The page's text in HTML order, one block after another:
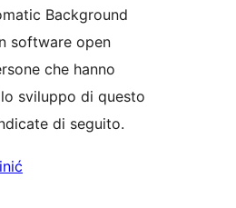
Background
software open
che hanno
sviluppo di questo
di seguito.